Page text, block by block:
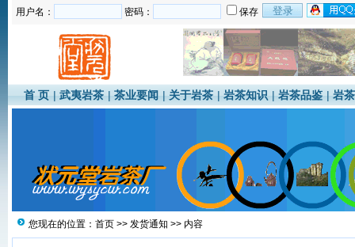
用户名： 密码： 保存
首 页 |武夷岩茶 |茶业要闻 |关于岩茶 |岩茶知识 |岩茶品鉴 |岩
您现在的位置： 首页 >> 发货通知 >> 内容